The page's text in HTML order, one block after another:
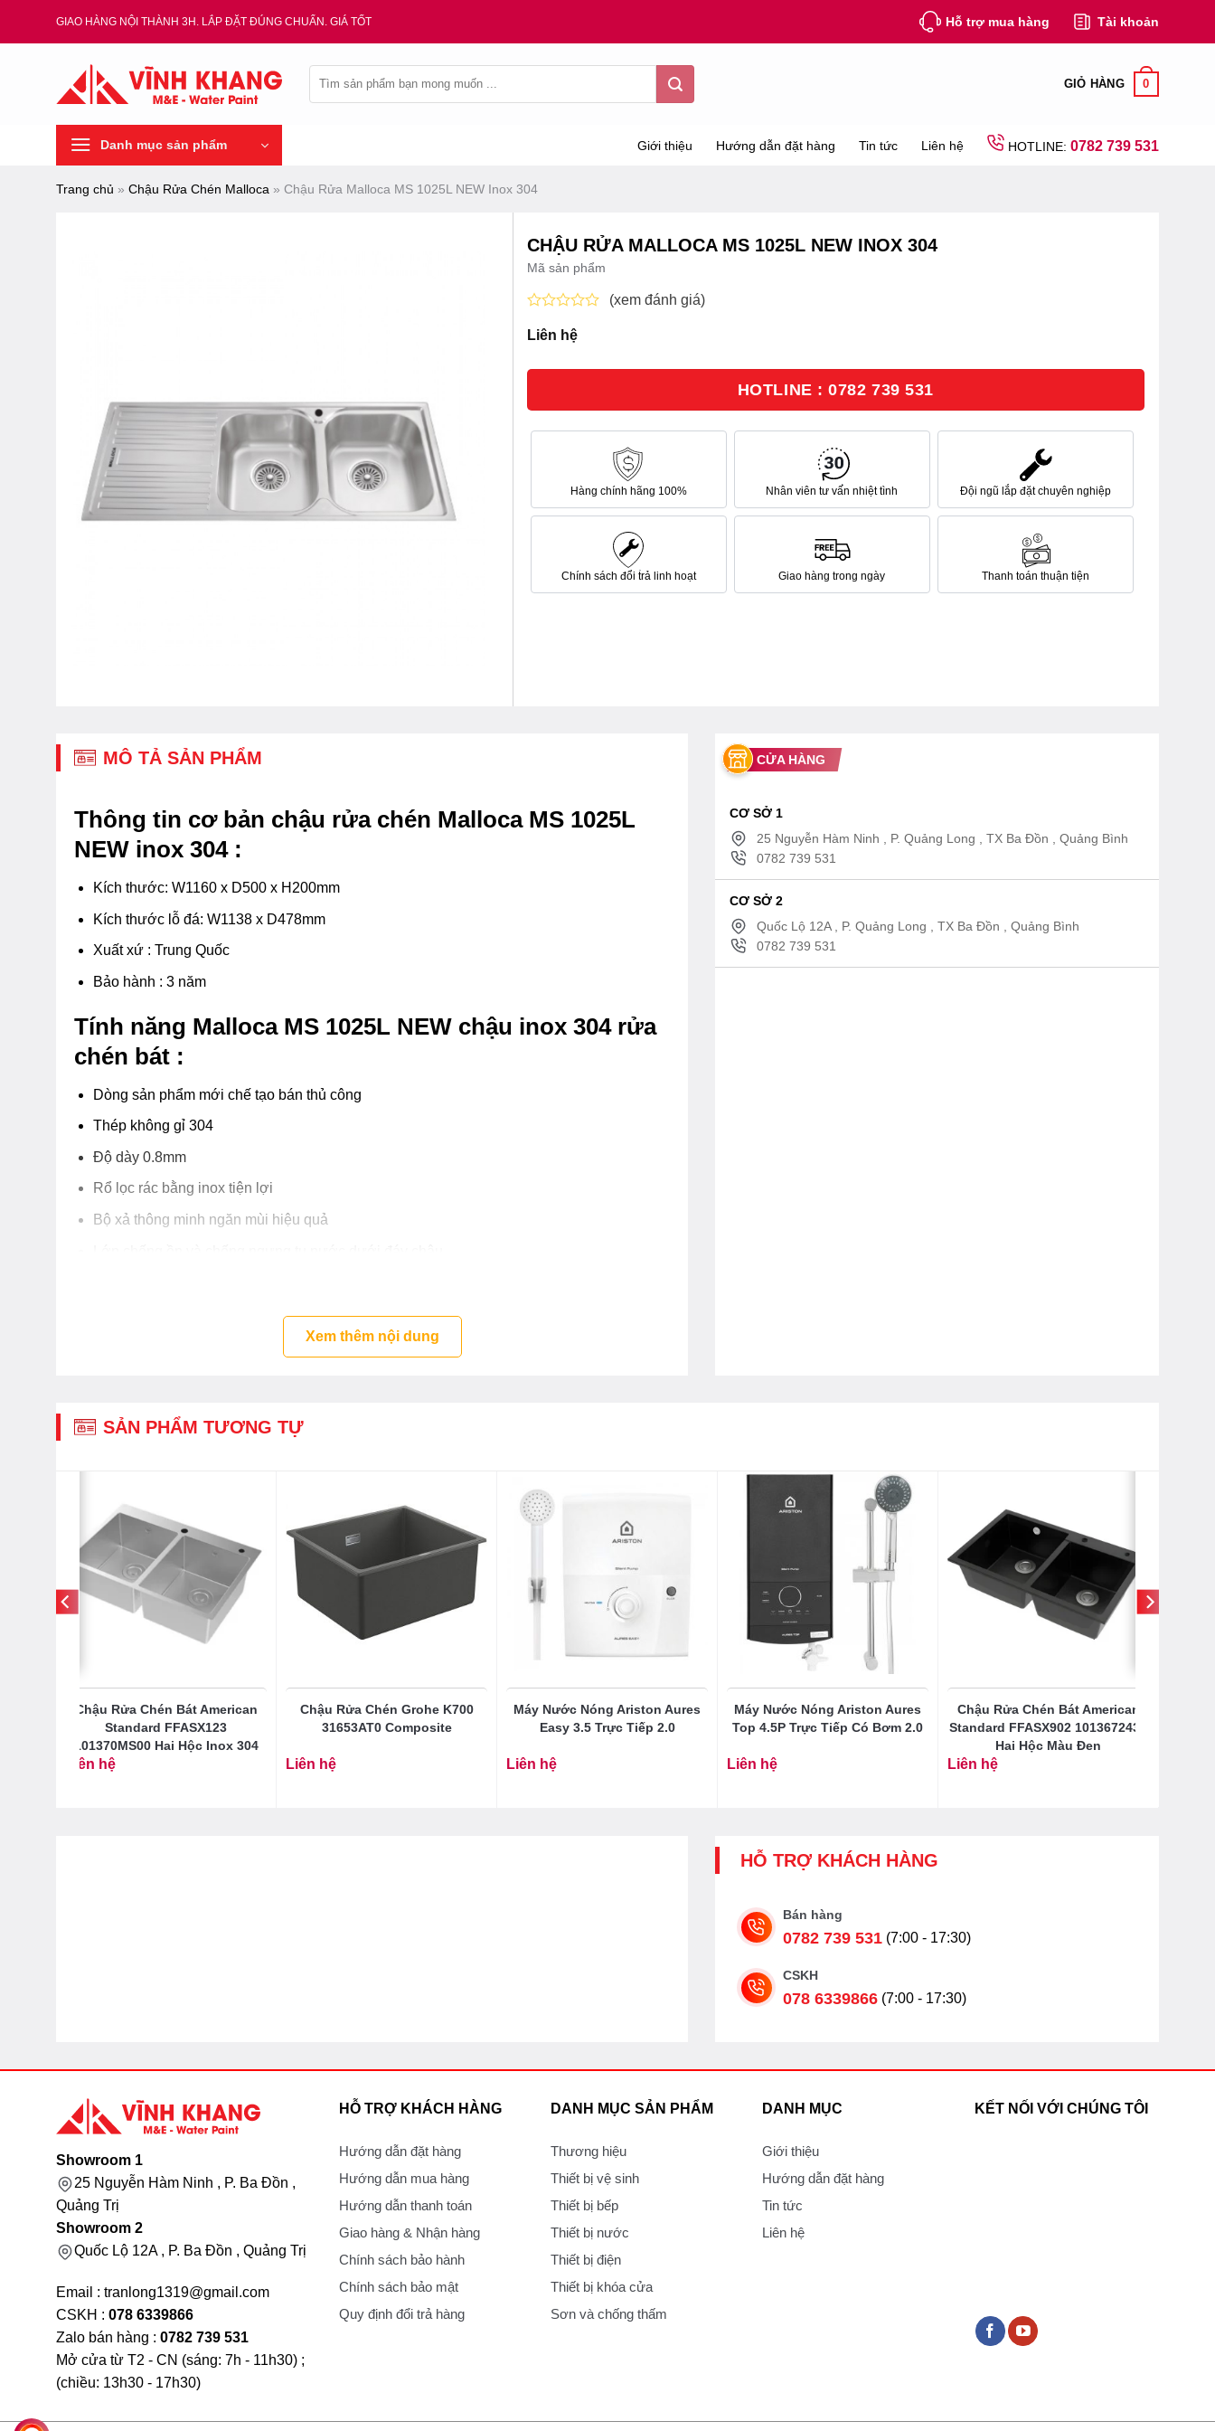
GIAO HÀNG NỘI THÀNH 3H. LẮP ĐẶT ĐÚNG CHUẨN. GIÁ TỐT Hỗ trợ mua hàng Tài khoản
kiếm:
GIỎ HÀNG 0
Danh mục sản phẩm Giới thiệu Hướng dẫn đặt hàng Tin tức Liên hệ HOTLINE: 0782 739 531
Trang chủ » Chậu Rửa Chén Malloca » Chậu Rửa Malloca MS 1025L NEW Inox 304
CHẬU RỬA MALLOCA MS 1025L NEW INOX 304
Mã sản phẩm
xếp
(xem đánh giá)
Liên hệ
HOTLINE : 0782 739 531
Hàng chính hãng 100% Nhân viên tư vấn nhiệt tình Đội ngũ lắp đặt chuyên nghiệp
Chính sách đổi trả linh hoạt Giao hàng trong ngày Thanh toán thuận tiện
MÔ TẢ SẢN PHẨM
Thông tin cơ bản chậu rửa chén Malloca MS 1025L
NEW inox 304 :
Kích thước: W1160 x D500 x H200mm
Kích thước lỗ đá: W1138 x D478mm
Xuất xứ : Trung Quốc
Bảo hành : 3 năm
Tính năng Malloca MS 1025L NEW chậu inox 304 rửa
chén bát :
Dòng sản phẩm mới chế tạo bán thủ công
Thép không gỉ 304
Độ dày 0.8mm
Rổ lọc rác bằng inox tiện lợi
Bộ xả thông minh ngăn mùi hiệu quả
Xem thêm nội dung
CỬA HÀNG
CƠ SỞ 1
25 Nguyễn Hàm Ninh , P. Quảng Long , TX Ba Đồn , Quảng Bình
0782 739 531
CƠ SỞ 2
Quốc Lộ 12A , P. Quảng Long , TX Ba Đồn , Quảng Bình
0782 739 531
SẢN PHẨM TƯƠNG TỰ
Chậu Rửa Chén Bát American
Standard FFASX123
101370MS00 Hai Hộc Inox 304
Liên hệ
Chậu Rửa Chén Grohe K700
31653AT0 Composite
Liên hệ
Máy Nước Nóng Ariston Aures
Easy 3.5 Trực Tiếp 2.0
Liên hệ
Máy Nước Nóng Ariston Aures
Top 4.5P Trực Tiếp Có Bơm 2.0
Liên hệ
Chậu Rửa Chén Bát American
Standard FFASX902 1013672430
Hai Hộc Màu Đen
Liên hệ
HỖ TRỢ KHÁCH HÀNG
Bán hàng
0782 739 531 (7:00 - 17:30)
CSKH
078 6339866 (7:00 - 17:30)
Showroom 1
25 Nguyễn Hàm Ninh , P. Ba Đồn ,
Quảng Trị
Showroom 2
Quốc Lộ 12A , P. Ba Đồn , Quảng Trị
Email : tranlong1319@gmail.com
CSKH : 078 6339866
Zalo bán hàng : 0782 739 531
Mở cửa từ T2 - CN (sáng: 7h - 11h30) ;
(chiều: 13h30 - 17h30)
HỖ TRỢ KHÁCH HÀNG
Hướng dẫn đặt hàng
Hướng dẫn mua hàng
Hướng dẫn thanh toán
Giao hàng & Nhận hàng
Chính sách bảo hành
Chính sách bảo mật
Quy định đổi trả hàng
DANH MỤC SẢN PHẨM
Thương hiệu
Thiết bị vệ sinh
Thiết bị bếp
Thiết bị nước
Thiết bị điện
Thiết bị khóa cửa
Sơn và chống thấm
DANH MỤC
Giới thiệu
Hướng dẫn đặt hàng
Tin tức
Liên hệ
KẾT NỐI VỚI CHÚNG TÔI